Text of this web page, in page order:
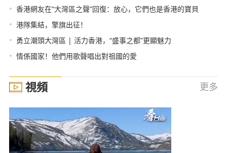
• 香港網友在“大灣區之聲”回復：放心，它們也是香港的寶貝
• 港隊集結，擎旗出征！
• 勇立潮頭大灣區 | 活力香港，“盛事之都”更顯魅力
• 情係國家！他們用歌聲唱出對祖國的愛
視頻 更多